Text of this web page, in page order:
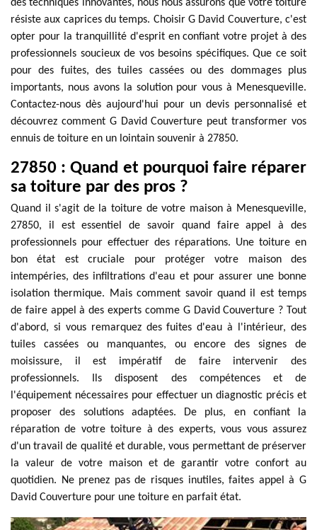
des techniques innovantes, nous nous assurons que votre toiture
résiste aux caprices du temps. Choisir G David Couverture, c'est
opter pour la tranquillité d'esprit en confiant votre projet à des
professionnels soucieux de vos besoins spécifiques. Que ce soit
pour des fuites, des tuiles cassées ou des dommages plus
importants, nous avons la solution pour vous à Menesqueville.
Contactez-nous dès aujourd'hui pour un devis personnalisé et
découvrez comment G David Couverture peut transformer vos
ennuis de toiture en un lointain souvenir à 27850.
27850 : Quand et pourquoi faire réparer
sa toiture par des pros ?
Quand il s'agit de la toiture de votre maison à Menesqueville,
27850, il est essentiel de savoir quand faire appel à des
professionnels pour effectuer des réparations. Une toiture en
bon état est cruciale pour protéger votre maison des
intempéries, des infiltrations d'eau et pour assurer une bonne
isolation thermique. Mais comment savoir quand il est temps
de faire appel à des experts comme G David Couverture ? Tout
d'abord, si vous remarquez des fuites d'eau à l'intérieur, des
tuiles cassées ou manquantes, ou encore des signes de
moisissure, il est impératif de faire intervenir des
professionnels. Ils disposent des compétences et de
l'équipement nécessaires pour effectuer un diagnostic précis et
proposer des solutions adaptées. De plus, en confiant la
réparation de votre toiture à des experts, vous vous assurez
d'un travail de qualité et durable, vous permettant de préserver
la valeur de votre maison et de garantir votre confort au
quotidien. Ne prenez pas de risques inutiles, faites appel à G
David Couverture pour une toiture en parfait état.